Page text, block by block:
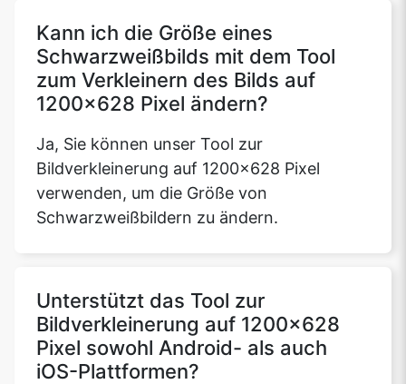
Copy Link
Kann ich die Größe eines
Schwarzweißbilds mit dem Tool
zum Verkleinern des Bilds auf
1200x628 Pixel ändern?
Ja, Sie können unser Tool zur
Bildverkleinerung auf 1200x628 Pixel
verwenden, um die Größe von
Schwarzweißbildern zu ändern.
Unterstützt das Tool zur
Bildverkleinerung auf 1200x628
Pixel sowohl Android- als auch
iOS-Plattformen?